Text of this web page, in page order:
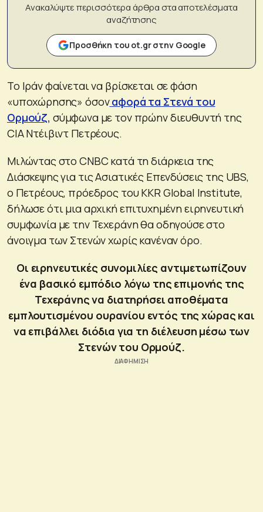
Ανακαλύψτε περισσότερα άρθρα στα αποτελέσματα
αναζήτησης
Προσθήκη του ot.gr στην Google
Το Ιράν φαίνεται να βρίσκεται σε φάση
«υποχώρησης» όσοναφορά τα Στενά του
Ορμούζ, σύμφωνα με τον πρώην διευθυντή της
CIA Ντέιβιντ Πετρέους.
Μιλώντας στο CNBC κατά τη διάρκεια της
Διάσκεψης για τις Ασιατικές Επενδύσεις της UBS,
ο Πετρέους, πρόεδρος του KKR Global Institute,
δήλωσε ότι μια αρχική επιτυχημένη ειρηνευτική
συμφωνία με την Τεχεράνη θα οδηγούσε στο
άνοιγμα των Στενών χωρίς κανέναν όρο.
Οι ειρηνευτικές συνομιλίες αντιμετωπίζουν
ένα βασικό εμπόδιο λόγω της επιμονής της
Τεχεράνης να διατηρήσει αποθέματα
εμπλουτισμένου ουρανίου εντός της χώρας και
να επιβάλλει διόδια για τη διέλευση μέσω των
Στενών του Ορμούζ.